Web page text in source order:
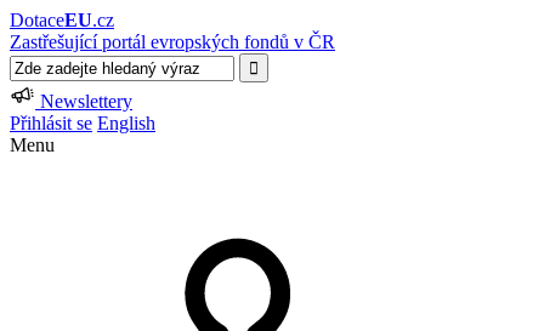
DotaceEU.cz
Zastřešující portál evropských fondů v ČR
Newslettery
Přihlásit se English
Menu